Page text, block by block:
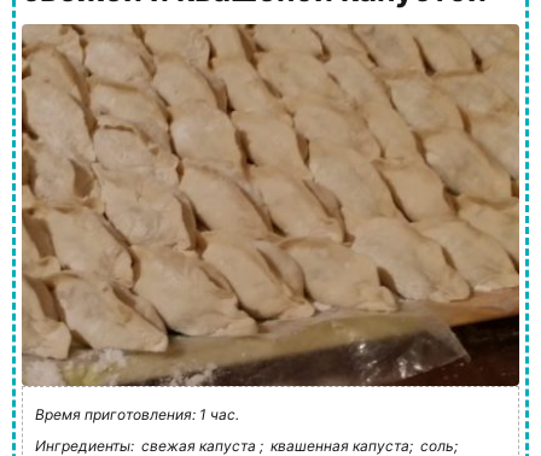
Время приготовления: 1 час.
Ингредиенты: свежая капуста ; квашенная капуста; соль;